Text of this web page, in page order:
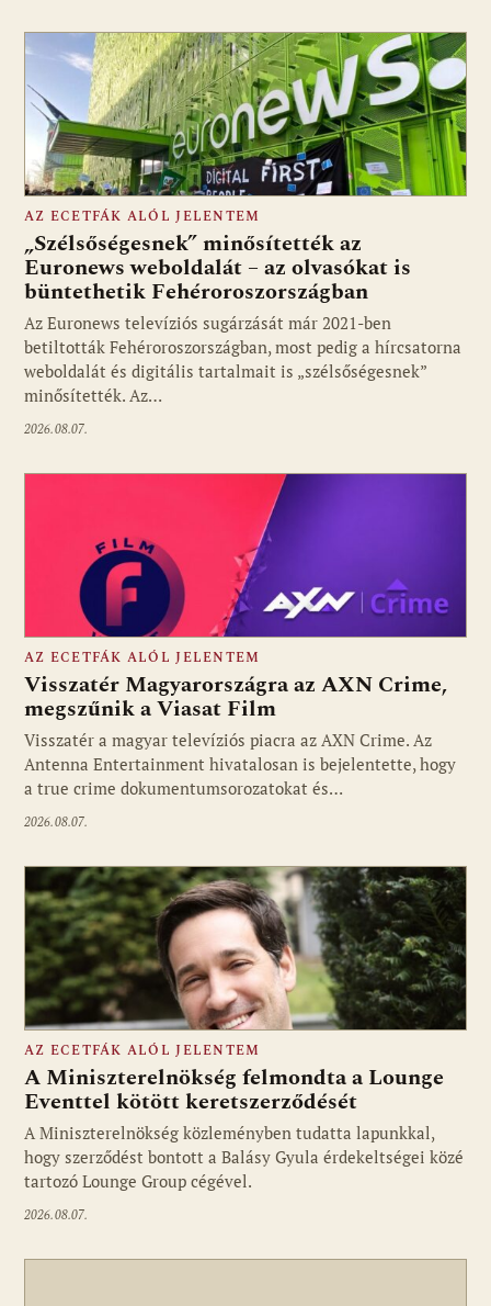
Fotó: media1.hu
AZ ECETFÁK ALÓL JELENTEM
„Szélsőségesnek” minősítették az
Euronews weboldalát – az olvasókat is
büntethetik Fehéroroszországban
Az Euronews televíziós sugárzását már 2021-ben
betiltották Fehéroroszországban, most pedig a hírcsatorna
weboldalát és digitális tartalmait is „szélsőségesnek”
minősítették. Az…
2026.08.07.
Fotó: media1.hu
AZ ECETFÁK ALÓL JELENTEM
Visszatér Magyarországra az AXN Crime,
megszűnik a Viasat Film
Visszatér a magyar televíziós piacra az AXN Crime. Az
Antenna Entertainment hivatalosan is bejelentette, hogy
a true crime dokumentumsorozatokat és…
2026.08.07.
Fotó: media1.hu
AZ ECETFÁK ALÓL JELENTEM
A Miniszterelnökség felmondta a Lounge
Eventtel kötött keretszerződését
A Miniszterelnökség közleményben tudatta lapunkkal,
hogy szerződést bontott a Balásy Gyula érdekeltségei közé
tartozó Lounge Group cégével.
2026.08.07.